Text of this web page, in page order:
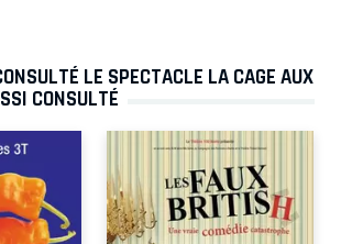
LE SPECTACLE LA CAGE AUX
CONSULTÉ